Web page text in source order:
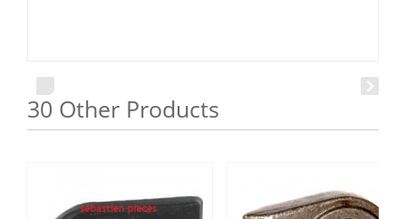
30 Other Products